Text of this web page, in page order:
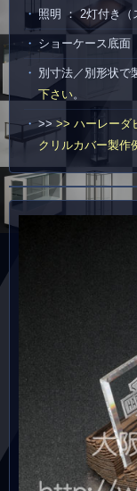
照明 ： 2灯付き（
ショーケース底面
別寸法／別形状で
下さい。
>> >> ハーレーダ
クリルカバー製作